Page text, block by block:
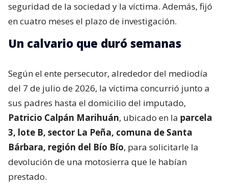
seguridad de la sociedad y la víctima. Además, fijó
en cuatro meses el plazo de investigación.
Un calvario que duró semanas
Según el ente persecutor, alrededor del mediodía
del 7 de julio de 2026, la víctima concurrió junto a
sus padres hasta el domicilio del imputado,
Patricio Calpán Marihuán, ubicado en la parcela
3, lote B, sector La Peña, comuna de Santa
Bárbara, región del Bío Bío, para solicitarle la
devolución de una motosierra que le habían
prestado.